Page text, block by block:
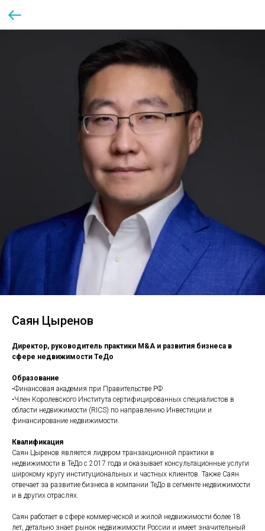
Саян Цыренов
Директор, руководитель практики M&A и развития бизнеса в
сфере недвижимости ТеДо
Образование
•Финансовая академия при Правительстве РФ
•Член Королевского Института сертифицированных специалистов в
области недвижимости (RICS) по направлению Инвестиции и
финансирование недвижимости.
Квалификация
Саян Цыренов является лидером транзакционной практики в
недвижимости в ТеДо c 2017 года и оказывает консультационные услуги
широкому кругу институциональных и частных клиентов. Также Саян
отвечает за развитие бизнеса в компании ТеДо в сегменте недвижимости
и в других отраслях.
Саян работает в сфере коммерческой и жилой недвижимости более 18
лет, детально знает рынок недвижимости России и имеет значительный